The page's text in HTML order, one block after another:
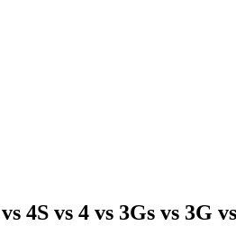
4S vs 4 vs 3Gs vs 3G